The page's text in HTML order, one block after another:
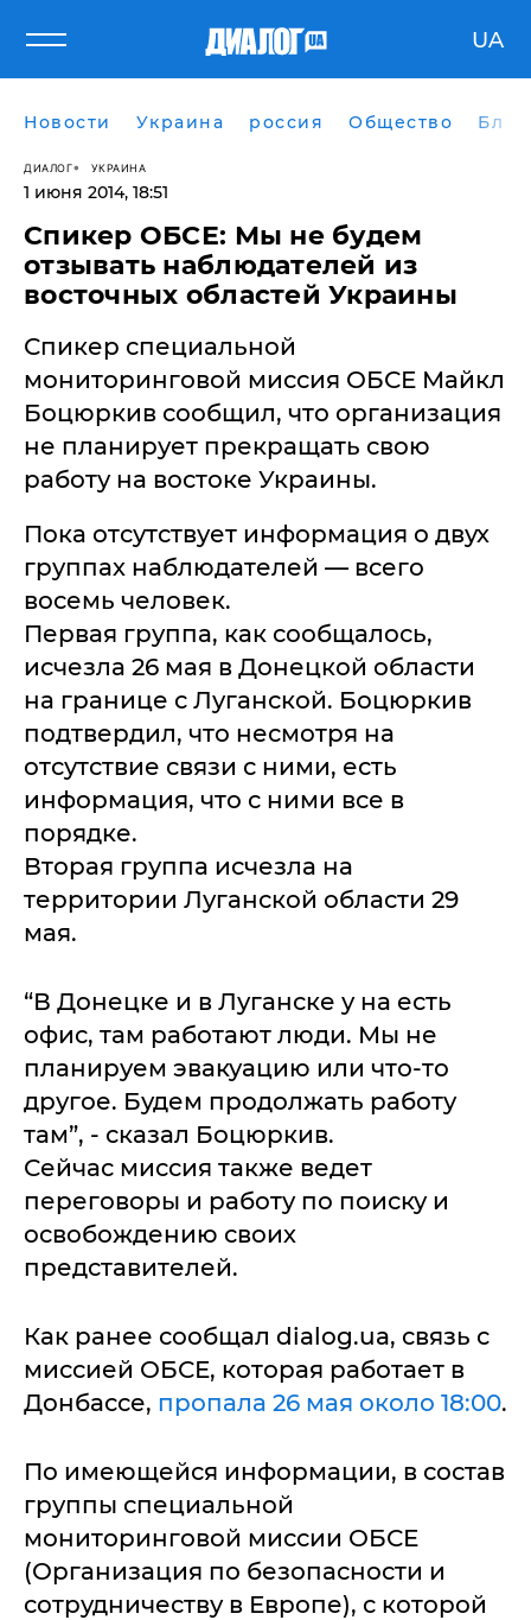
UA
Новости Украина россия Общество
ДИАЛОГ УКРАИНА
1 июня 2014, 18:51
Спикер ОБСЕ: Мы не будем
отзывать наблюдателей из
восточных областей Украины
Спикер специальной
мониторинговой миссия ОБСЕ Майкл
Боцюркив сообщил, что организация
не планирует прекращать свою
работу на востоке Украины.
Пока отсутствует информация о двух
группах наблюдателей — всего
восемь человек.
Первая группа, как сообщалось,
исчезла 26 мая в Донецкой области
на границе с Луганской. Боцюркив
подтвердил, что несмотря на
отсутствие связи с ними, есть
информация, что с ними все в
порядке.
Вторая группа исчезла на
территории Луганской области 29
мая.
“В Донецке и в Луганске у на есть
офис, там работают люди. Мы не
планируем эвакуацию или что-то
другое. Будем продолжать работу
там”, - сказал Боцюркив.
Сейчас миссия также ведет
переговоры и работу по поиску и
освобождению своих
представителей.
Как ранее сообщал dialog.ua, связь с
миссией ОБСЕ, которая работает в
Донбассе, пропала 26 мая около 18:00.
По имеющейся информации, в состав
группы специальной
мониторинговой миссии ОБСЕ
(Организация по безопасности и
сотрудничеству в Европе), с которой